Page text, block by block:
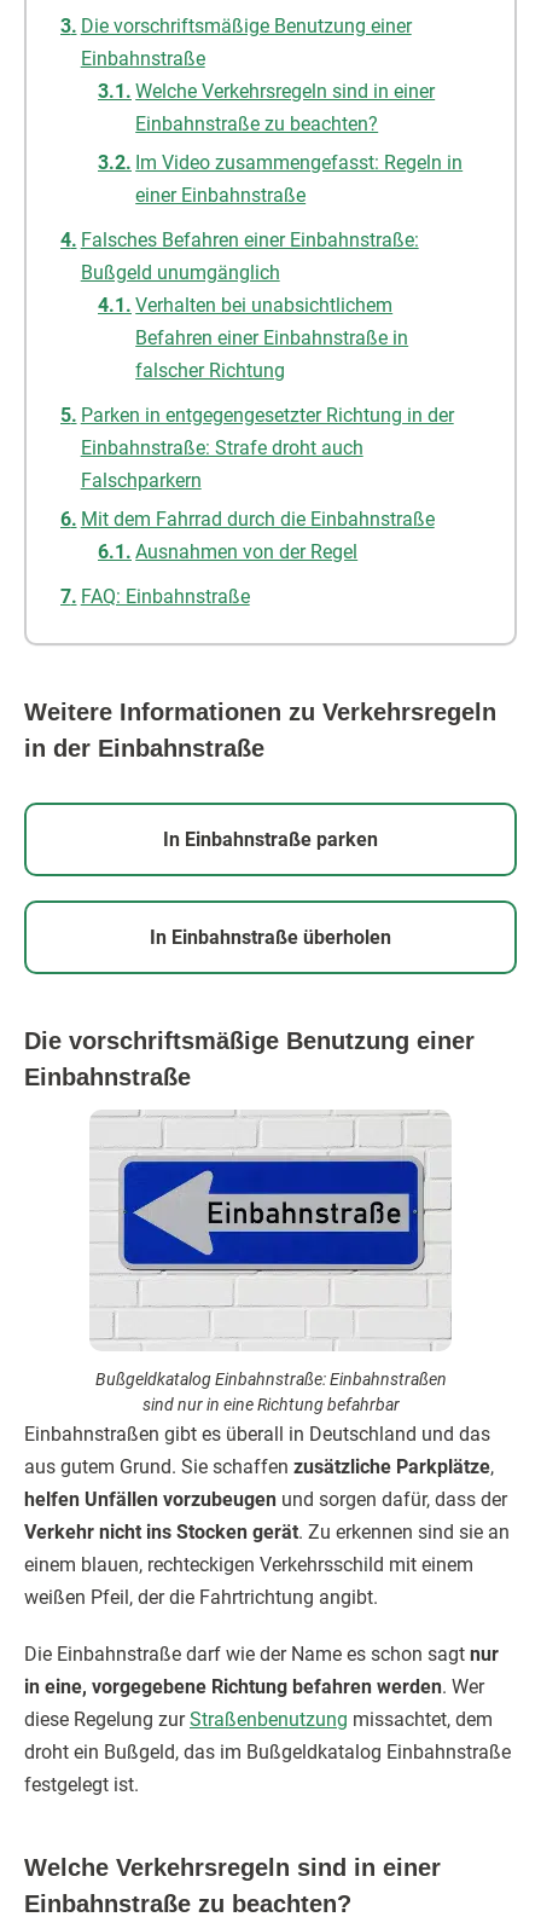
Die vorschriftsmäßige Benutzung einer
Einbahnstraße
Welche Verkehrsregeln sind in einer
Einbahnstraße zu beachten?
Im Video zusammengefasst: Regeln in
einer Einbahnstraße
Falsches Befahren einer Einbahnstraße:
Bußgeld unumgänglich
Verhalten bei unabsichtlichem
Befahren einer Einbahnstraße in
falscher Richtung
Parken in entgegengesetzter Richtung in der
Einbahnstraße: Strafe droht auch
Falschparkern
Mit dem Fahrrad durch die Einbahnstraße
Ausnahmen von der Regel
FAQ: Einbahnstraße
Weitere Informationen zu Verkehrsregeln
in der Einbahnstraße
In Einbahnstraße parken
In Einbahnstraße überholen
Die vorschriftsmäßige Benutzung einer
Einbahnstraße
Bußgeldkatalog Einbahnstraße: Einbahnstraßen
sind nur in eine Richtung befahrbar
Einbahnstraßen gibt es überall in Deutschland und das
aus gutem Grund. Sie schaffen zusätzliche Parkplätze,
helfen Unfällen vorzubeugen und sorgen dafür, dass der
Verkehr nicht ins Stocken gerät. Zu erkennen sind sie an
einem blauen, rechteckigen Verkehrsschild mit einem
weißen Pfeil, der die Fahrtrichtung angibt.
Die Einbahnstraße darf wie der Name es schon sagt nur
in eine, vorgegebene Richtung befahren werden. Wer
diese Regelung zurStraßenbenutzung missachtet, dem
droht ein Bußgeld, das im Bußgeldkatalog Einbahnstraße
festgelegt ist.
Welche Verkehrsregeln sind in einer
Einbahnstraße zu beachten?